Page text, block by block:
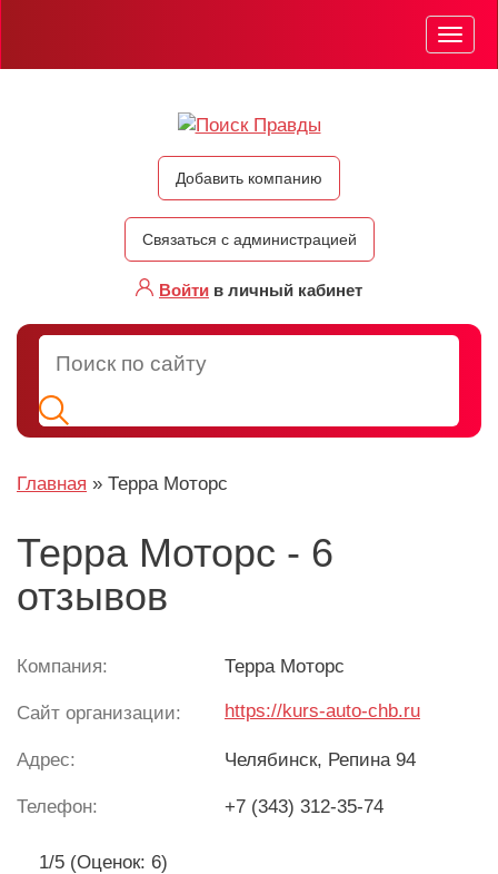
Добавить компанию
Связаться с администрацией
Войти в личный кабинет
Меню
Главная » Терра Моторс
Терра Моторс - 6
отзывов
Компания: Терра Моторс
Сайт организации: https://kurs-auto-chb.ru
Адрес: Челябинск, Репина 94
Телефон: +7 (343) 312-35-74
1/5 (Оценок: 6)